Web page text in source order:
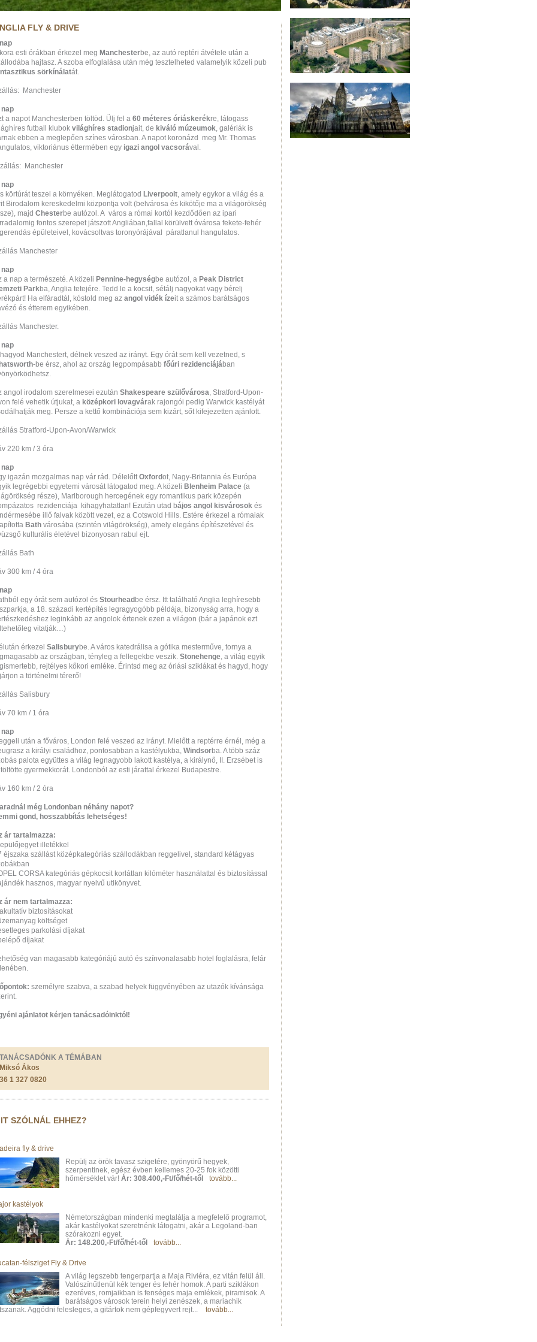
FLY & DRIVE
esti órákban érkezel meg Manchesterbe, az autó reptéri átvétele után a
hajtasz. A szoba elfoglalása után még tesztelheted valamelyik közeli pub
sörkínálatát.
Manchester
nap
a napot Manchesterben töltöd. Ülj fel a 60 méteres óriáskerékre, látogass
futball klubok világhíres stadionjait, de kiváló múzeumok, galériák is
ebben a meglepően színes városban. A napot koronázd meg Mr. Thomas
viktoriánus éttermében egy igazi angol vacsorával.
Manchester
nap
körtúrát teszel a környéken. Meglátogatod Liverpoolt, amely egykor a világ és a
Birodalom kereskedelmi központja volt (belvárosa és kikötője ma a világörökség
majd Chesterbe autózol. A város a római kortól kezdődően az ipari
fontos szerepet játszott Angliában,fallal körülvett óvárosa fekete-fehér
épületeivel, kovácsoltvas toronyórájával páratlanul hangulatos.
Manchester
nap
a nap a természeté. A közeli Pennine-hegységbe autózol, a Peak District
Parkba, Anglia tetejére. Tedd le a kocsit, sétálj nagyokat vagy bérelj
Ha elfáradtál, kóstold meg az angol vidék ízeit a számos barátságos
és étterem egyikében.
Manchester.
nap
Manchestert, délnek veszed az irányt. Egy órát sem kell vezetned, s
-be érsz, ahol az ország legpompásabb főúri rezidenciájában
angol irodalom szerelmesei ezután Shakespeare szülővárosa, Stratford-Upon-
felé vehetik útjukat, a középkori lovagvárak rajongói pedig Warwick kastélyát
meg. Persze a kettő kombinációja sem kizárt, sőt kifejezetten ajánlott.
Stratford-Upon-Avon/Warwick
220 km / 3 óra
nap
igazán mozgalmas nap vár rád. DélelőttOxfordot, Nagy-Britannia és Európa
legrégebbi egyetemi városát látogatod meg. A közeli Blenheim Palace (a
része), Marlborough hercegének egy romantikus park közepén
rezidenciája kihagyhatatlan! Ezután utad bájos angol kisvárosok és
illő falvak között vezet, ez a Cotswold Hills. Estére érkezel a rómaiak
Bath városába (szintén világörökség), amely elegáns építészetével és
kulturális életével bizonyosan rabul ejt.
Bath
300 km / 4 óra
egy órát sem autózol és Stourhead be érsz. Itt található Anglia leghíresebb
a 18. századi kertépítés legragyogóbb példája, bizonyság arra, hogy a
leginkább az angolok értenek ezen a világon (bár a japánok ezt
vitatják…)
érkezel Salisburybe. A város katedrálisa a gótika mesterműve, tornya a
az országban, tényleg a fellegekbe veszik. Stonehenge, a világ egyik
rejtélyes kőkori emléke. Érintsd meg az óriási sziklákat és hagyd, hogy
a történelmi térerő!
Salisbury
70 km / 1 óra
nap
után a főváros, London felé veszed az irányt. Mielőtt a reptérre érnél, még a
a királyi családhoz, pontosabban a kastélyukba, Windsorba. A több száz
palota együttes a világ legnagyobb lakott kastélya, a királynő, II. Erzsébet is
gyermekkorát. Londonból az esti járattal érkezel Budapestre.
160 km / 2 óra
még Londonban néhány napot?
gond, hosszabbítás lehetséges!
ár tartalmazza:
illetékkel
éjszaka szállást középkategóriás szállodákban reggelivel, standard kétágyas
CORSA kategóriás gépkocsit korlátlan kilóméter használattal és biztosítással
hasznos, magyar nyelvű utikönyvet.
ár nem tartalmazza:
biztosításokat
költséget
parkolási díjakat
díjakat
van magasabb kategóriájú autó és színvonalasabb hotel foglalásra, felár
személyre szabva, a szabad helyek függvényében az utazók kívánsága
ajánlatot kérjen tanácsadóinktól!
TANÁCSADÓNK A TÉMÁBAN
Miksó Ákos
36 1 327 0820
SZÓLNÁL EHHEZ?
fly & drive
Repülj az örök tavasz szigetére, gyönyörű hegyek,
szerpentinek, egész évben kellemes 20-25 fok közötti
hőmérséklet vár! Ár: 308.400,-Ft/fő/hét-től tovább...
kastélyok
Németországban mindenki megtalálja a megfelelő programot,
akár kastélyokat szeretnénk látogatni, akár a Legoland-ban
szórakozni egyet.
Ár: 148.200,-Ft/fő/hét-től
tovább...
félsziget Fly & Drive
A világ legszebb tengerpartja a Maja Riviéra, ez vitán felül áll.
Valószínűtlenül kék tenger és fehér homok. A parti sziklákon
ezeréves, romjaikban is fenséges maja emlékek, piramisok. A
barátságos városok terein helyi zenészek, a mariachik
Aggódni felesleges, a gitártok nem gépfegyvert rejt...
tovább...